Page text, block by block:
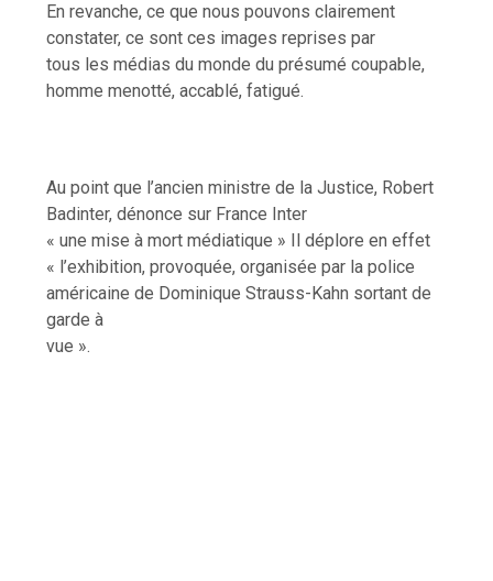
En revanche, ce que nous pouvons clairement
constater, ce sont ces images reprises par
tous les médias du monde du présumé coupable,
homme menotté, accablé, fatigué.
Au point que l’ancien ministre de la Justice, Robert
Badinter, dénonce sur France Inter
« une mise à mort médiatique » Il déplore en effet
« l’exhibition, provoquée, organisée par la police
américaine de Dominique Strauss-Kahn sortant de
garde à
vue ».